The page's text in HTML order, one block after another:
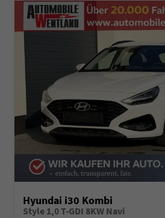
Hyundai i30 Kombi
Style 1,0 T-GDI 8KW Navi